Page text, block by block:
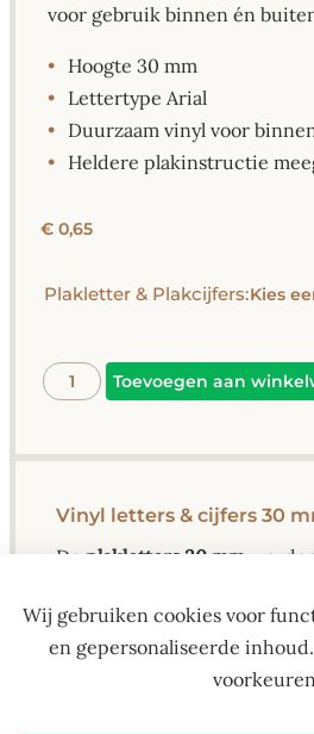
voor gebruik binnen én
• Hoogte 30 mm
• Lettertype Arial
• Duurzaam vinyl voor
• Heldere plakinstructie
€ 0,65
Plakletter & Plakcijfers:
Toevoegen aan
Vinyl letters & cijfers 30
De plakletters 30 mm
Dit heldere en goed
strakke uitstraling en werkt
etiketten, kleine borden en
Wij gebruiken cookies voor
en gepersonaliseerde